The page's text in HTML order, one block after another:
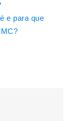
e para que